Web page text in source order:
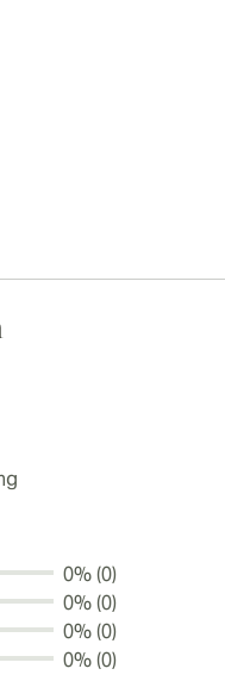
0% (0)
0% (0)
0% (0)
0% (0)